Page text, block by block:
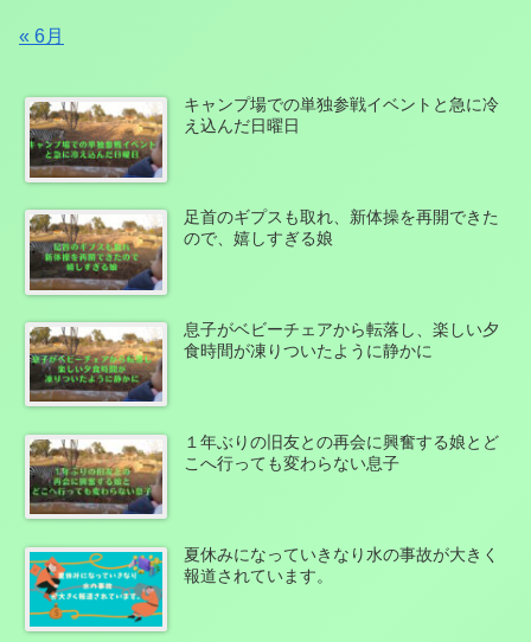
« 6月
キャンプ場での単独参戦イベントと急に冷
え込んだ日曜日
足首のギプスも取れ、新体操を再開できた
ので、嬉しすぎる娘
息子がベビーチェアから転落し、楽しい夕
食時間が凍りついたように静かに
１年ぶりの旧友との再会に興奮する娘とど
こへ行っても変わらない息子
夏休みになっていきなり水の事故が大きく
報道されています。